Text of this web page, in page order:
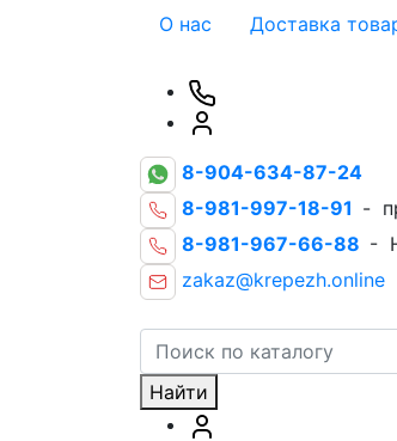
О нас Доставка
8-904-634-87-24
8-981-997-18-91 -
8-981-967-66-88 -
zakaz@krepezh.online
Найти